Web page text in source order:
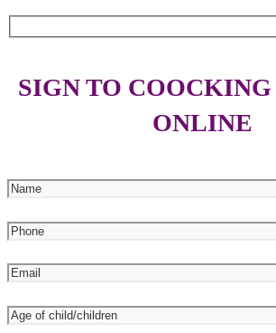
SIGN TO
ONLINE